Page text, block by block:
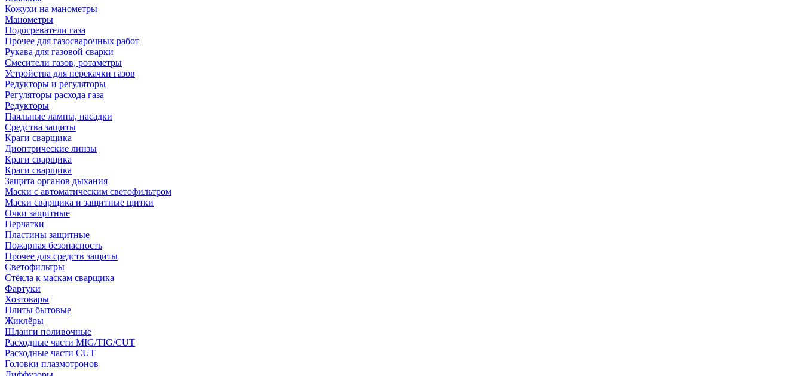
Кожухи на манометры
Манометры
Подогреватели газа
Прочее для газосварочных работ
Рукава для газовой сварки
Смесители газов, ротаметры
Устройства для перекачки газов
Редукторы и регуляторы
Регуляторы расхода газа
Редукторы
Паяльные лампы, насадки
Средства защиты
Краги сварщика
Диоптрические линзы
Краги сварщика
Краги сварщика
Защита органов дыхания
Маски с автоматическим светофильтром
Маски сварщика и защитные щитки
Очки защитные
Перчатки
Пластины защитные
Пожарная безопасность
Прочее для средств защиты
Светофильтры
Стёкла к маскам сварщика
Фартуки
Хозтовары
Плиты бытовые
Жиклёры
Шланги поливочные
Расходные части MIG/TIG/CUT
Расходные части CUT
Головки плазмотронов